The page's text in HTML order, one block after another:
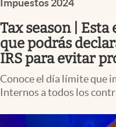
Espiritual
Streaming
PC y mobile
Impuestos 2024
Tax season |
que podrás
IRS para evitar
Conoce el día límite que
Internos a todos los